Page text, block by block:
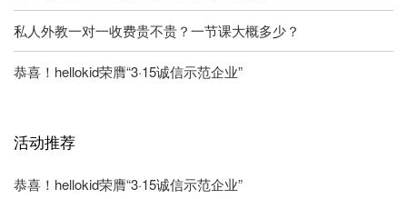
私人外教一对一收费贵不贵？一节课大概多少？
恭喜！hellokid荣膺“3·15诚信示范企业”
活动推荐
恭喜！hellokid荣膺“3·15诚信示范企业”